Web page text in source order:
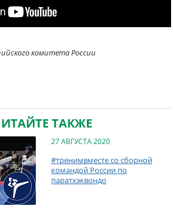
комитета России
ТАКЖЕ
27 АВГУСТА 2020
#тренимвместе со сборной
командой России по
паратхэквондо